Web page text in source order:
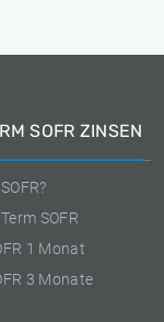
SOFR ZINSEN
SOFR
1 Monat
3 Monate